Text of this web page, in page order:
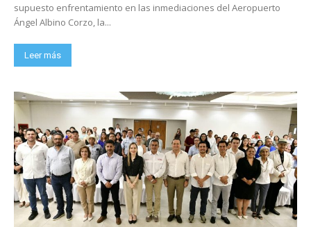
supuesto enfrentamiento en las inmediaciones del Aeropuerto
Ángel Albino Corzo, la...
Leer más